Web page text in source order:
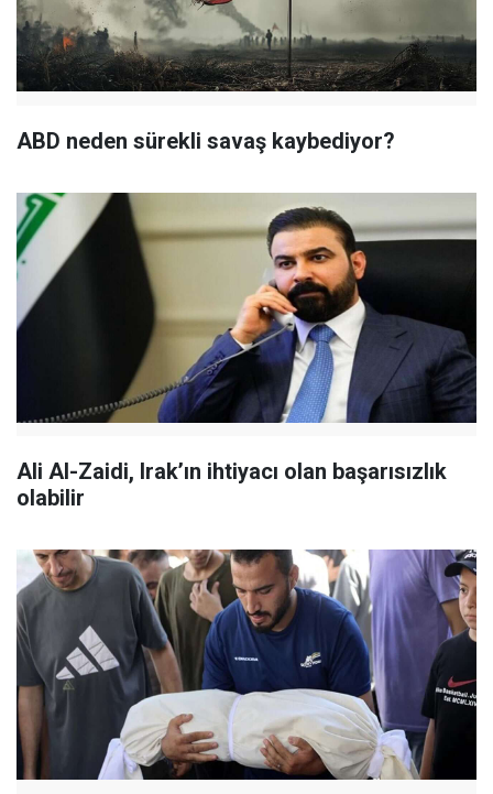
ABD neden sürekli savaş kaybediyor?
Ali Al-Zaidi, Irak’ın ihtiyacı olan başarısızlık
olabilir